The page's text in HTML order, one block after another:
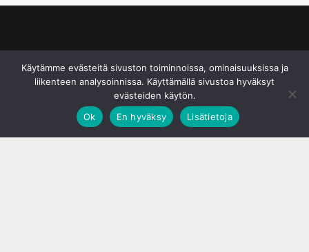
Käytämme evästeitä sivuston toiminnoissa, ominaisuuksissa ja
liikenteen analysoinnissa. Käyttämällä sivustoa hyväksyt
evästeiden käytön.
Ok
En hyväksy Lisätietoja